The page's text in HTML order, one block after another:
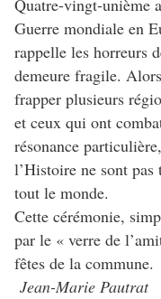
Quatre-vingt-unième
Guerre mondiale en
rappelle les horreurs
demeure fragile.
frapper plusieurs
et ceux qui ont
résonance
l’Histoire ne sont
tout le monde.
Cette cérémonie,
par le « verre de
fêtes de la commune.
Jean-Marie Pautrat